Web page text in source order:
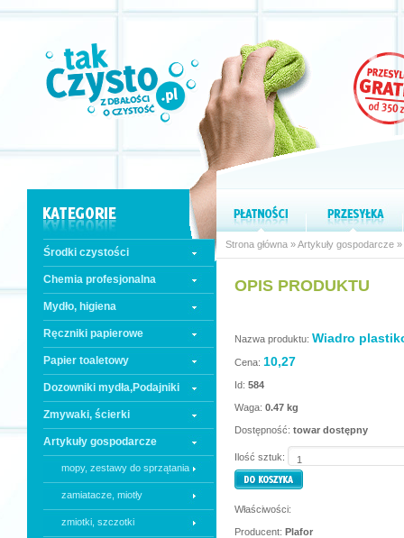
Środki czystości
Chemia profesjonalna
Mydło, higiena
Ręczniki papierowe
Papier toaletowy
Dozowniki mydła,Podajniki
Zmywaki, ścierki
Artykuły gospodarcze
mopy, zestawy do sprzątania
zamiatacze, miotły
zmiotki, szczotki
Strona główna »Artykuły gospodarcze »
OPIS PRODUKTU
Nazwa produktu: Wiadro
Cena: 10,27
Id: 584
Waga: 0.47 kg
Dostępność: towar dostępny
Ilość sztuk:
Właściwości:
Producent: Plafor